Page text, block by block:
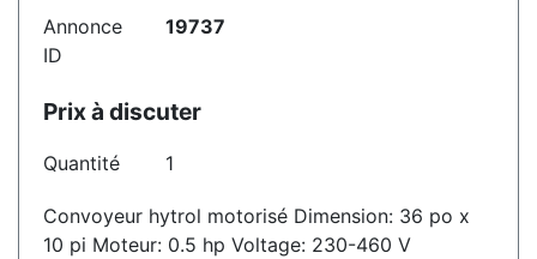
Annonce
ID
19737
Prix à discuter
Quantité 1
Convoyeur hytrol motorisé Dimension: 36 po x
10 pi Moteur: 0.5 hp Voltage: 230-460 V